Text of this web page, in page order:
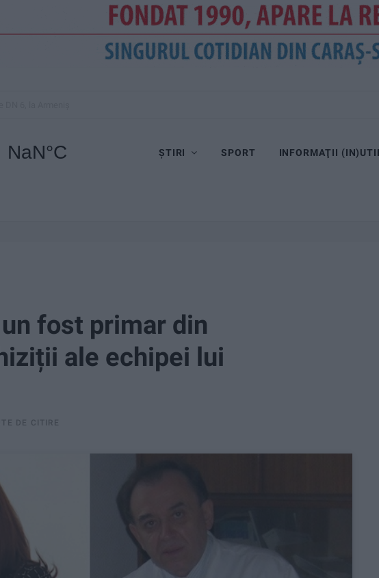
ȘTIRI SPORT INFORMAŢII
fost primar din
ale echipei lui
DE CITIRE